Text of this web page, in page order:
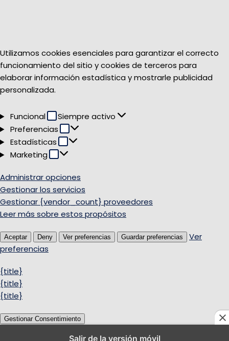
Utilizamos cookies esenciales para garantizar el correcto
funcionamiento del sitio y cookies de terceros para
elaborar información estadística y mostrarle publicidad
personalizada.
Funcional Funcional
Siempre activo
Preferencias
Preferencias
Estadísticas Estadísticas
Marketing Marketing
Administrar opciones
Gestionar los servicios
Gestionar {vendor_count} proveedores
Leer más sobre estos propósitos
Aceptar Deny Ver preferencias Guardar preferencias
Ver
preferencias
{title}
{title}
{title}
Gestionar Consentimiento
Salir de la versión móvil